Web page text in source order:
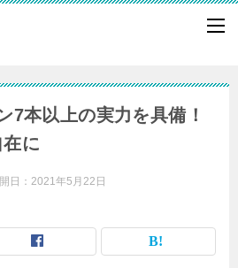
7本以上の実力を具備！
に
日： 2021年5月22日